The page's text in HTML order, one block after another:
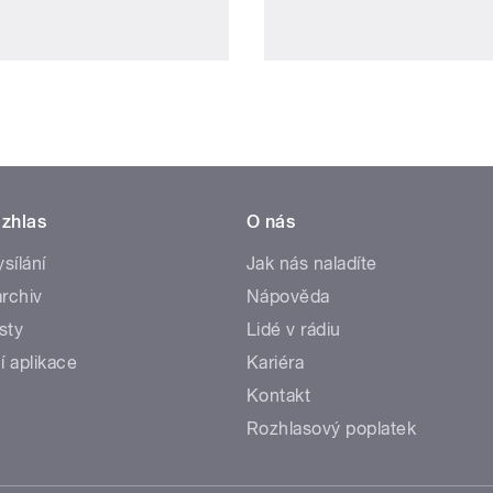
aplikace
O nás
Jak nás naladíte
Nápověda
Lidé v rádiu
Kariéra
Kontakt
Rozhlasový poplatek